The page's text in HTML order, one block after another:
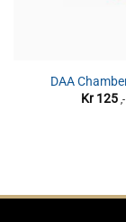
DAA
Kr125 ,-